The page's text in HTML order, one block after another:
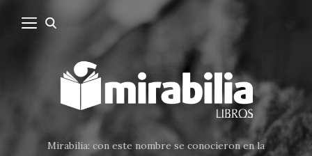
Mirabilia: con este nombre se conocieron en la